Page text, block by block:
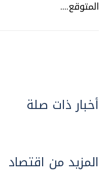
المتوقع....
أخبار ذات صلة
المزيد من اقتصاد